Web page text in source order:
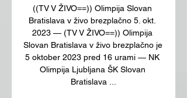
((TV V ŽIVO==)) Olimpija Slovan
Bratislava v živo brezplačno 5. okt.
2023 — (TV V ŽIVO==)) Olimpija
Slovan Bratislava v živo brezplačno je
5 oktober 2023 pred 16 urami — NK
Olimpija Ljubljana ŠK Slovan
Bratislava ...